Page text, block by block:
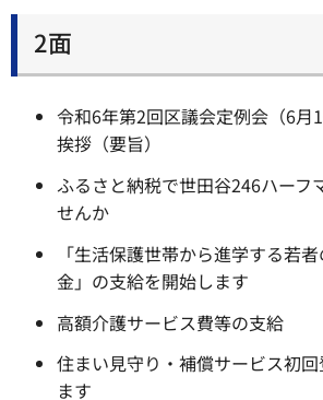
2面
令和6年第2回区議会定例会（6月
挨拶（要旨）
ふるさと納税で世田谷246ハーフ
せんか
「生活保護世帯から進学する若
金」の支給を開始します
高額介護サービス費等の支給
住まい見守り・補償サービス初
ます